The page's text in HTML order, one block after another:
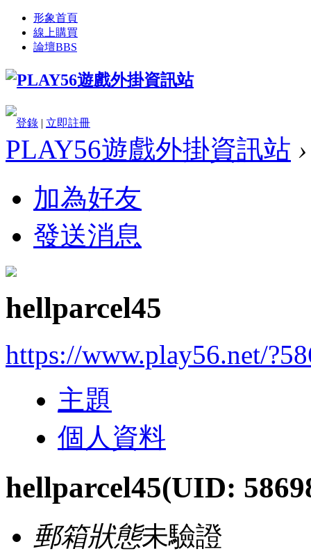
形象首頁
線上購買
論壇BBS
登錄 | 立即註冊
PLAY56遊戲外掛資訊站 ›
加為好友
發送消息
hellparcel45
https://www.play56.net/
主題
個人資料
hellparcel45(UID:
郵箱狀態未驗證